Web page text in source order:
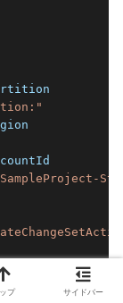
プ サイドバー